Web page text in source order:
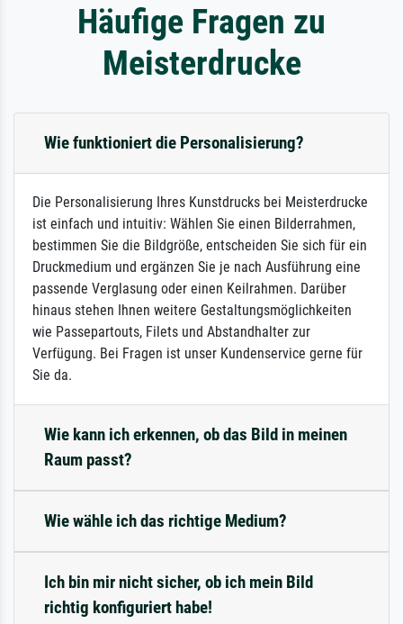
Häufige Fragen zu
Meisterdrucke
Wie funktioniert die Personalisierung?
Die Personalisierung Ihres Kunstdrucks bei Meisterdrucke
ist einfach und intuitiv: Wählen Sie einen Bilderrahmen,
bestimmen Sie die Bildgröße, entscheiden Sie sich für ein
Druckmedium und ergänzen Sie je nach Ausführung eine
passende Verglasung oder einen Keilrahmen. Darüber
hinaus stehen Ihnen weitere Gestaltungsmöglichkeiten
wie Passepartouts, Filets und Abstandhalter zur
Verfügung. Bei Fragen ist unser Kundenservice gerne für
Sie da.
Wie kann ich erkennen, ob das Bild in meinen
Raum passt?
Wie wähle ich das richtige Medium?
Ich bin mir nicht sicher, ob ich mein Bild
richtig konfiguriert habe!